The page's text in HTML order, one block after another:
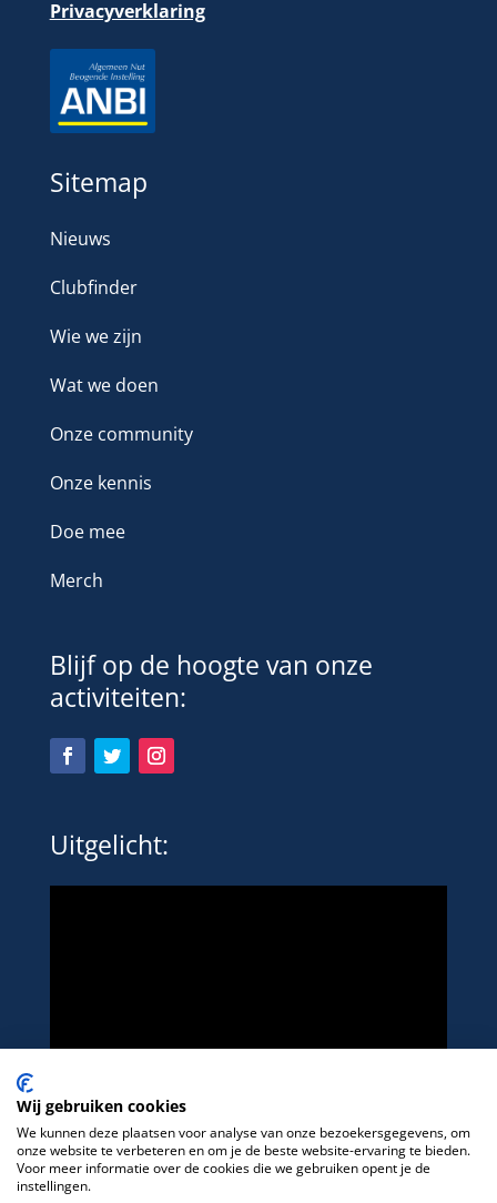
Privacyverklaring
Sitemap
Nieuws
Clubfinder
Wie we zijn
Wat we doen
Onze community
Onze kennis
Doe mee
Merch
Blijf op de hoogte van onze
activiteiten:
Uitgelicht:
Wij gebruiken cookies
We kunnen deze plaatsen voor analyse van onze bezoekersgegevens, om
onze website te verbeteren en om je de beste website-ervaring te bieden.
Voor meer informatie over de cookies die we gebruiken opent je de
instellingen.